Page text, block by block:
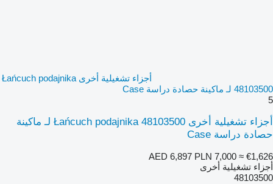
أجزاء تشغيلية أخرى Łańcuch podajnika
48103500 لـ ماكينة حصادة دراسة Case
5
أجزاء تشغيلية أخرى Łańcuch podajnika 48103500 لـ ماكينة
حصادة دراسة Case
AED 6,897 PLN 7,000 ≈ €1,626
أجزاء تشغيلية أخرى
48103500